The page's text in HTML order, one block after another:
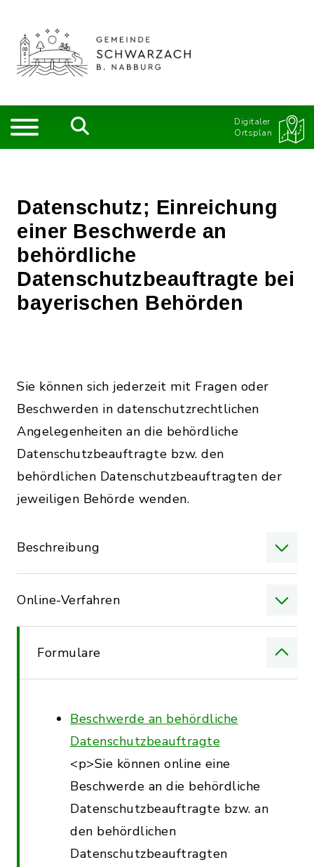
Digitaler
Ortsplan
Datenschutz; Einreichung
einer Beschwerde an
behördliche
Datenschutzbeauftragte bei
bayerischen Behörden
Sie können sich jederzeit mit Fragen oder
Beschwerden in datenschutzrechtlichen
Angelegenheiten an die behördliche
Datenschutzbeauftragte bzw. den
behördlichen Datenschutzbeauftragten der
jeweiligen Behörde wenden.
Beschreibung
Online-Verfahren
Formulare
Beschwerde an behördliche
Datenschutzbeauftragte
<p>Sie können online eine
Beschwerde an die behördliche
Datenschutzbeauftragte bzw. an
den behördlichen
Datenschutzbeauftragten